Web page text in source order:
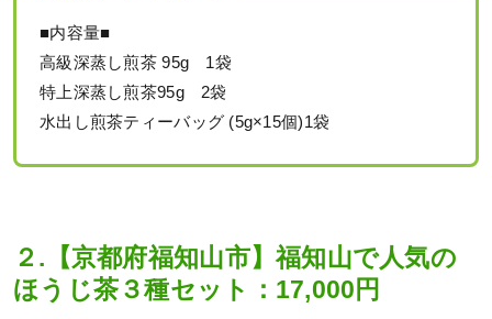
■内容量■
高級深蒸し煎茶 95g 1袋
特上深蒸し煎茶95g 2袋
水出し煎茶ティーバッグ (5g×15個)1袋
２.【京都府福知山市】福知山で人気の
ほうじ茶３種セット：17,000円